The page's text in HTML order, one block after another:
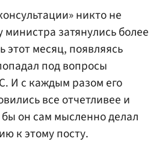
никто не
министра затянулись более
этот месяц, появляясь
под вопросы
И с каждым разом его
все отчетливее и
он сам мысленно делал
к этому посту.